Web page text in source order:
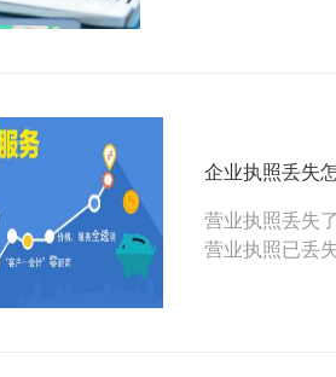
企业执照丢失
营业执照丢失
营业执照已丢